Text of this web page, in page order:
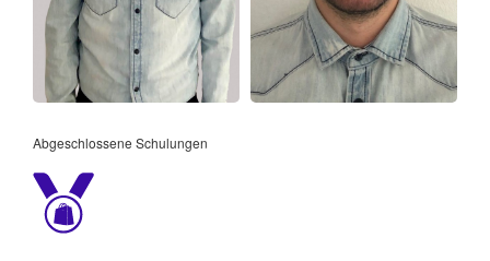
Abgeschlossene Schulungen